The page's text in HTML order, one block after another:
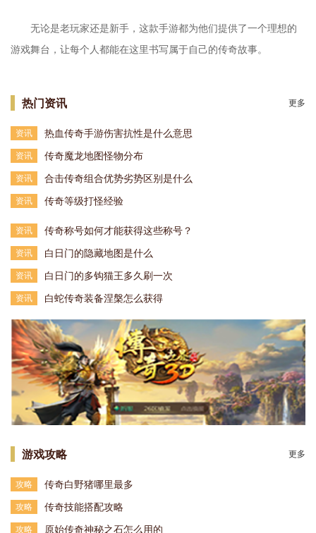
无论是老玩家还是新手，这款手游都为他们提供了一个理想的
游戏舞台，让每个人都能在这里书写属于自己的传奇故事。
热门资讯 更多
资讯 热血传奇手游伤害抗性是什么意思
资讯 传奇魔龙地图怪物分布
资讯 合击传奇组合优势劣势区别是什么
资讯 传奇等级打怪经验
资讯 传奇称号如何才能获得这些称号？
资讯 白日门的隐藏地图是什么
资讯 白日门的多钩猫王多久刷一次
资讯 白蛇传奇装备涅槃怎么获得
游戏攻略 更多
攻略 传奇白野猪哪里最多
攻略 传奇技能搭配攻略
攻略 原始传奇神秘之石怎么用的